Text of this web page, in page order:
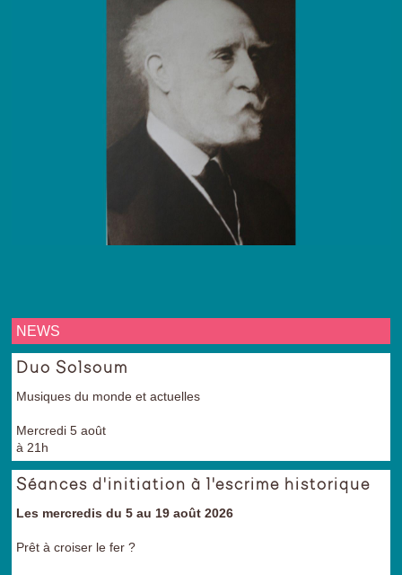
NEWS
Duo Solsoum
Musiques du monde et actuelles
Mercredi 5 août
à 21h
Séances d'initiation à l'escrime historique
Les mercredis du 5 au 19 août 2026
Prêt à croiser le fer ?